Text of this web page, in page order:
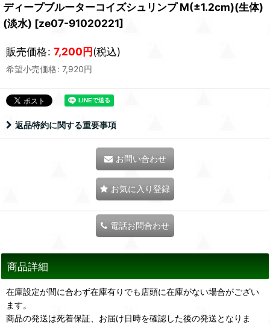
ディープブルーターコイズシュリンプ M(±1.2cm)(生体)
(淡水) [ze07-91020221]
販売価格: 7,200円(税込)
希望小売価格: 7,920円
返品特約に関する重要事項
お問い合わせ
お気に入り登録
電話お問合わせ
商品詳細
在庫設定が間に合わず在庫有りでも店頭に在庫がない場合がござい
ます。
商品の発送は死着保証、お届け日時を確認した後の発送となりま